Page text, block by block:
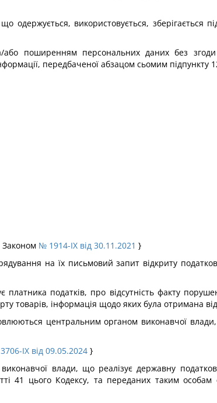
використовується, зберігається
поширенням персональних даних без згоди
передбаченої абзацом сьомим підпункту
Законом № 1914-IX від 30.11.2021 }
на їх письмовий запит відкриту
податків, про відсутність факту
товарів, інформація щодо яких була отримана
центральним органом виконавчої
IX від 09.05.2024 }
влади, що реалізує державну
41 цього Кодексу, та переданих таким